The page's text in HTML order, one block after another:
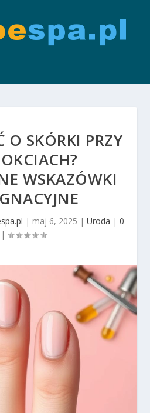
O SKÓRKI PRZY
WSKAZÓWKI
| maj 6, 2025 | Uroda | 0
|